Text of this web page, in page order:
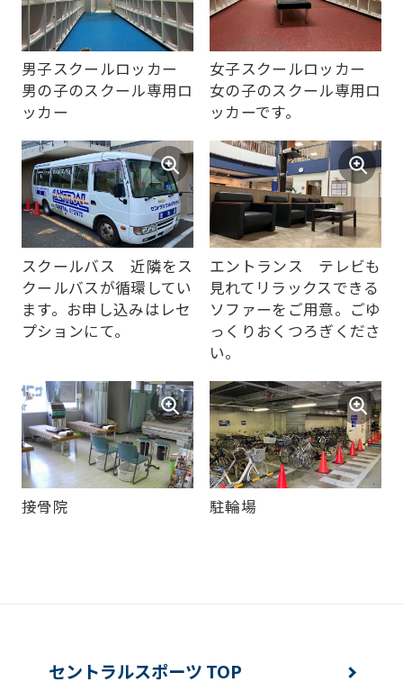
男子スクールロッカー
男の子のスクール専用ロ
ッカー
女子スクールロッカー
女の子のスクール専用ロ
ッカーです。
スクールバス 近隣をス
クールバスが循環してい
ます。お申し込みはレセ
プションにて。
エントランス テレビも
見れてリラックスできる
ソファーをご用意。ごゆ
っくりおくつろぎくださ
い。
接骨院 駐輪場
website
will
be
translated
so
it
may
not
be
an
accurate
translation.
The
translation
may
differ
from
that
セントラルスポーツ TOP